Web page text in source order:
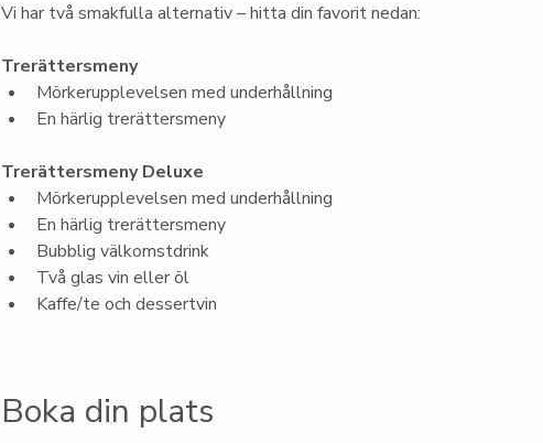
Vi har två smakfulla alternativ – hitta din favorit nedan:
Trerättersmeny
Mörkerupplevelsen med underhållning
En härlig trerättersmeny
Trerättersmeny Deluxe
Mörkerupplevelsen med underhållning
En härlig trerättersmeny
Bubblig välkomstdrink
Två glas vin eller öl
Kaffe/te och dessertvin
Boka din plats